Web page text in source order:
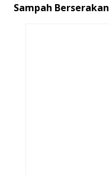
Sampah Berserakan